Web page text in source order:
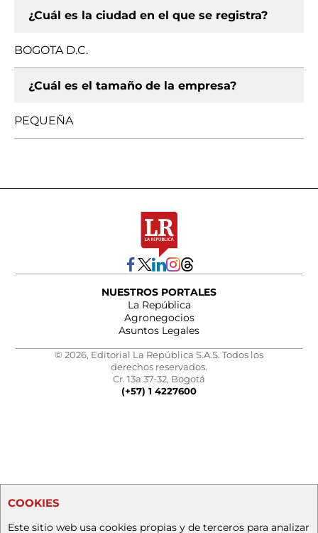
¿Cuál es la ciudad en el que se registra?
BOGOTA D.C.
¿Cuál es el tamaño de la empresa?
PEQUEÑA
NUESTROS PORTALES
La República
Agronegocios
Asuntos Legales
© 2026, Editorial La República S.A.S. Todos los
derechos reservados.
Cr. 13a 37-32, Bogotá
(+57) 1 4227600
COOKIES
Este sitio web usa cookies propias y de terceros para analizar